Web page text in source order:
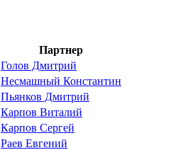
Партнер
Голов Дмитрий
Несмашный Константин
Пьянков Дмитрий
Карпов Виталий
Карпов Сергей
Раев Евгений